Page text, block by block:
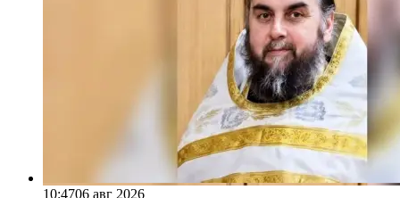
10:4706 авг 2026